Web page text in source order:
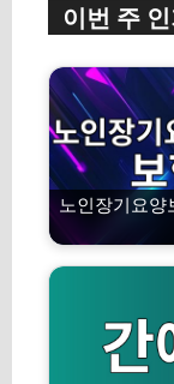
이번 주
노인장기요양